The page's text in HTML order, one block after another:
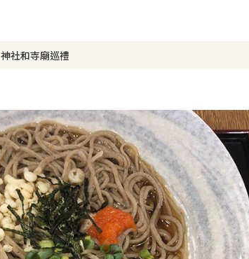
神社和寺廟巡禮